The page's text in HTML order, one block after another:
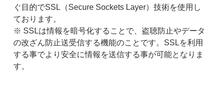
ぐ目的でSSL（Secure Sockets Layer）技術を使用し
ております。
※ SSLは情報を暗号化することで、盗聴防止やデータ
の改ざん防止送受信する機能のことです。SSLを利用
する事でより安全に情報を送信する事が可能となりま
す。